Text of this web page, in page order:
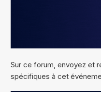
Sur ce forum, envoyez et
spécifiques à cet